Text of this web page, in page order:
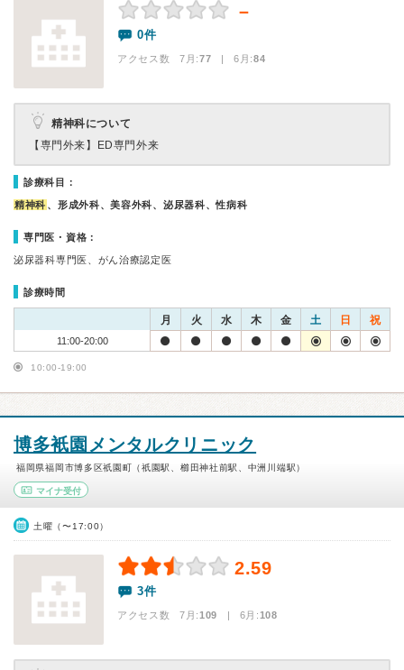
－
0件
アクセス数 7月:77 | 6月:84
精神科について
【専門外来】
ED専門外来
診療科目：
精神科 、形成外科、美容外科、泌尿器科、性病科
専門医・資格：
泌尿器科専門医、がん治療認定医
診療時間
月 火 水 木 金 土 日 祝
11:00-20:00
10:00-19:00
博多衹園メンタルクリニック
福岡県福岡市博多区祇園町（祇園駅、櫛田神社前駅、中洲川端駅）
マイナ受付
土曜（〜17:00）
2.59
3件
アクセス数 7月:109 | 6月:108